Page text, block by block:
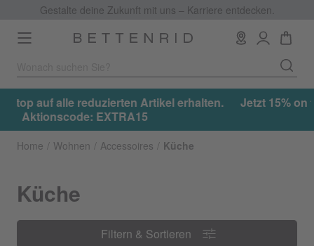
Gestalte deine Zukunft mit uns – Karriere entdecken.
Toggle
navigation
Jetzt 15% on top auf alle reduzierten Artikel erhalten.
Aktionscode: EXTRA15
Home Wohnen Accessoires Küche
Küche
Filtern & Sortieren
Filtern & Sortieren